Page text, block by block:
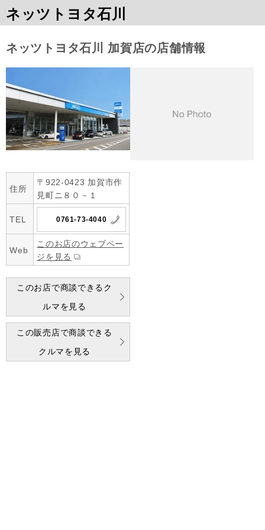
ネッツトヨタ石川
ネッツトヨタ石川 加賀店の店舗情報
住所
〒922-0423 加賀市作
見町ニ８０－１
TEL 0761-73-4040
Web
このお店のウェブペー
ジを見る
このお店で商談できるク
ルマを見る
この販売店で商談できる
クルマを見る